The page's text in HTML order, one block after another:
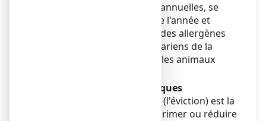
Les rhinites allergiques perannuelles, se
manifestent tout au long de l'année et
dépendent le plus souvent des allergènes
domestiques comme les acariens de la
poussière, les moisissures, les animaux
c) Quelques conseils pratiques
Faire disparaître l'allergène (l'éviction) est la
mesure de choix pour supprimer ou réduire